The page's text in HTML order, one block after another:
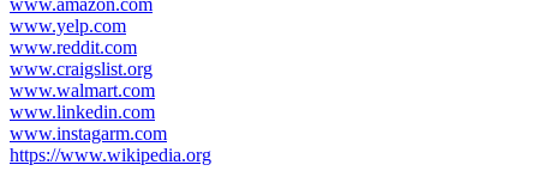
www.amazon.com
www.yelp.com
www.reddit.com
www.craigslist.org
www.walmart.com
www.linkedin.com
www.instagarm.com
https://www.wikipedia.org